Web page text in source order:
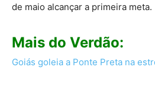
de maio alcançar a primeira meta.
Mais do Verdão:
Goiás goleia a Ponte Preta na